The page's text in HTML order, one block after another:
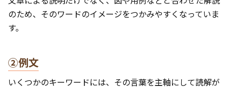
のため、そのワードのイメージをつかみやすくなっていま
す。
②例文
いくつかのキーワードには、その言葉を主軸にして読解が